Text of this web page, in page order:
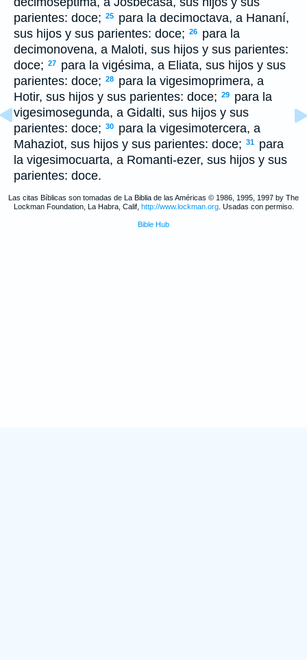
parientes: doce; 25
para la decimoctava, a Hananí,
sus hijos y sus parientes: doce; 26
para la
decimonovena, a Maloti, sus hijos y sus parientes:
doce; 27
para la vigésima, a Eliata, sus hijos y sus
parientes: doce; 28
para la vigesimoprimera, a
Hotir, sus hijos y sus parientes: doce; 29
para la
vigesimosegunda, a Gidalti, sus hijos y sus
parientes: doce; 30
para la vigesimotercera, a
Mahaziot, sus hijos y sus parientes: doce; 31
para
la vigesimocuarta, a Romanti-ezer, sus hijos y sus
parientes: doce.
Las citas Bíblicas son tomadas de La Biblia de las Américas © 1986, 1995, 1997 by The
Lockman Foundation, La Habra, Calif, http://www.lockman.org. Usadas con permiso.
Bible Hub